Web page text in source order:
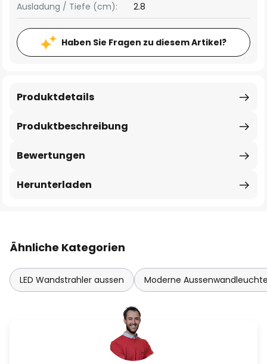
Ausladung / Tiefe (cm): 2.8
Haben Sie Fragen zu diesem Artikel?
Produktbeschreibung
Produktdetails
Bewertungen
Herunterladen
Ähnliche Kategorien
LED Wandstrahler aussen Moderne